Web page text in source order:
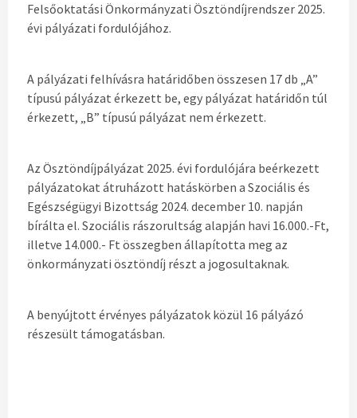
Felsőoktatási Önkormányzati Ösztöndíjrendszer 2025.
évi pályázati fordulójához.
A pályázati felhívásra határidőben összesen 17 db „A”
típusú pályázat érkezett be, egy pályázat határidőn túl
érkezett, „B” típusú pályázat nem érkezett.
Az Ösztöndíjpályázat 2025. évi fordulójára beérkezett
pályázatokat átruházott hatáskörben a Szociális és
Egészségügyi Bizottság 2024. december 10. napján
bírálta el. Szociális rászorultság alapján havi 16.000.-Ft,
illetve 14.000.- Ft összegben állapította meg az
önkormányzati ösztöndíj részt a jogosultaknak.
A benyújtott érvényes pályázatok közül 16 pályázó
részesült támogatásban.